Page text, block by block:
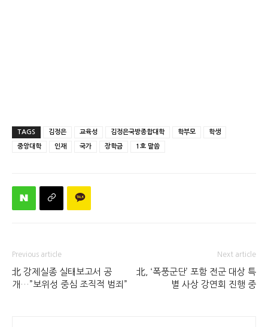
TAGS 김정은 교육성 김정은국방종합대학 학부모 학생
중앙대학 인재 국가 장학금 1호 말씀
Previous article
北 강제실종 실태보고서 공
개…”보위성 중심 조직적 범죄”
Next article
北, ‘폭풍군단’ 포함 전군 대상 특
별 사상 강연회 진행 중